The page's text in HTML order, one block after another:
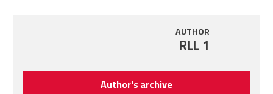
AUTHOR
RLL 1
Author's archive